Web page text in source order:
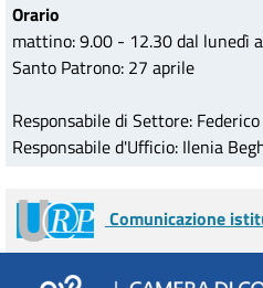
Orario
mattino: 9.00 - 12.30 dal lunedì
Santo Patrono: 27 aprile
Responsabile di Settore:
Responsabile d'Ufficio: Ilenia
Comunicazione